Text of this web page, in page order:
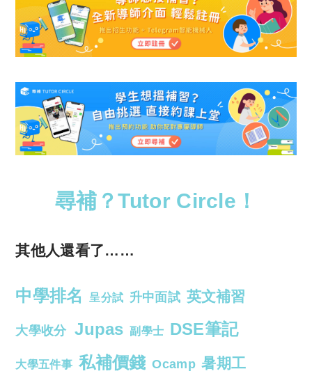
尋補？Tutor Circle！
其他人還看了……
中學排名 呈分試 升中面試 英文補習
大學收分 Jupas 副學士 DSE筆記
大學五件事 私補價錢 Ocamp 暑期工